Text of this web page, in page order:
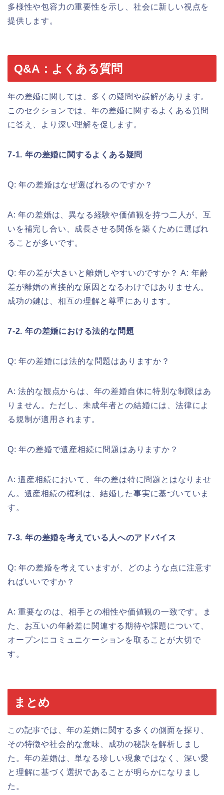
多様性や包容力の重要性を示し、社会に新しい視点を
提供します。
Q&A：よくある質問
年の差婚に関しては、多くの疑問や誤解があります。
このセクションでは、年の差婚に関するよくある質問
に答え、より深い理解を促します。
7-1. 年の差婚に関するよくある疑問
Q: 年の差婚はなぜ選ばれるのですか？
A: 年の差婚は、異なる経験や価値観を持つ二人が、互
いを補完し合い、成長させる関係を築くために選ばれ
ることが多いです。
Q: 年の差が大きいと離婚しやすいのですか？ A: 年齢
差が離婚の直接的な原因となるわけではありません。
成功の鍵は、相互の理解と尊重にあります。
7-2. 年の差婚における法的な問題
Q: 年の差婚には法的な問題はありますか？
A: 法的な観点からは、年の差婚自体に特別な制限はあ
りません。ただし、未成年者との結婚には、法律によ
る規制が適用されます。
Q: 年の差婚で遺産相続に問題はありますか？
A: 遺産相続において、年の差は特に問題とはなりませ
ん。遺産相続の権利は、結婚した事実に基づいていま
す。
7-3. 年の差婚を考えている人へのアドバイス
Q: 年の差婚を考えていますが、どのような点に注意す
ればいいですか？
A: 重要なのは、相手との相性や価値観の一致です。ま
た、お互いの年齢差に関連する期待や課題について、
オープンにコミュニケーションを取ることが大切で
す。
まとめ
この記事では、年の差婚に関する多くの側面を探り、
その特徴や社会的な意味、成功の秘訣を解析しまし
た。年の差婚は、単なる珍しい現象ではなく、深い愛
と理解に基づく選択であることが明らかになりまし
た。